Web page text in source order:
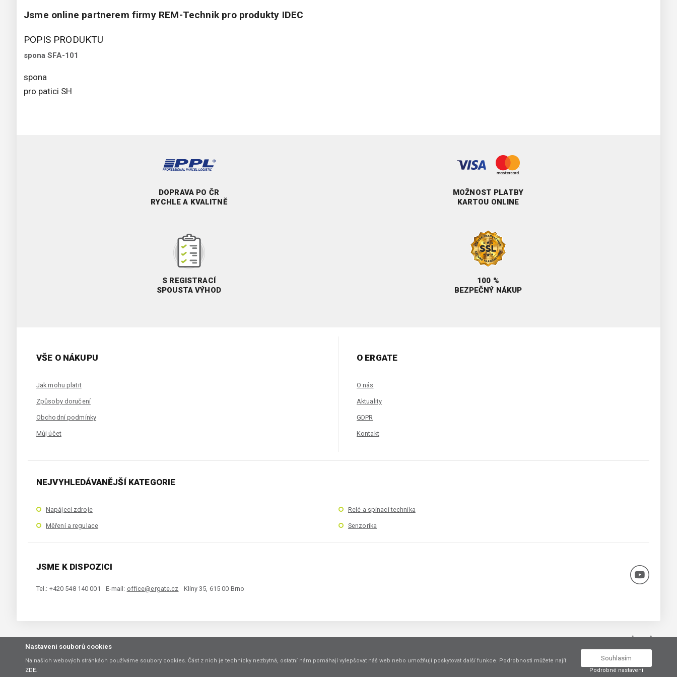
Jsme online partnerem firmy REM-Technik pro produkty IDEC
POPIS PRODUKTU
spona SFA-101
spona
pro patici SH
DOPRAVA PO ČR
RYCHLE A KVALITNĚ
MOŽNOST PLATBY
KARTOU ONLINE
S REGISTRACÍ
SPOUSTA VÝHOD
100 %
BEZPEČNÝ NÁKUP
VŠE O NÁKUPU
Jak mohu platit
Způsoby doručení
Obchodní podmínky
Můj účet
O ERGATE
O nás
Aktuality
GDPR
Kontakt
NEJVYHLEDÁVANĚJŠÍ KATEGORIE
Napájecí zdroje Relé a spínací technika
Měření a regulace Senzorika
JSME K DISPOZICI
Tel.: +420 548 140 001 E-mail: office@ergate.cz Klíny 35, 615 00 Brno
Copyright © 2021 ERGATE Automation s.r.o., Klíny 35, 61500 Brno
Nastavení souborů cookies
Na našich webových stránkách používáme soubory cookies. Část z nich je technicky nezbytná, ostatní nám pomáhají vylepšovat náš web nebo umožňují poskytovat další funkce. Podrobnosti můžete najít
ZDE.
Souhlasím
Podrobné nastavení